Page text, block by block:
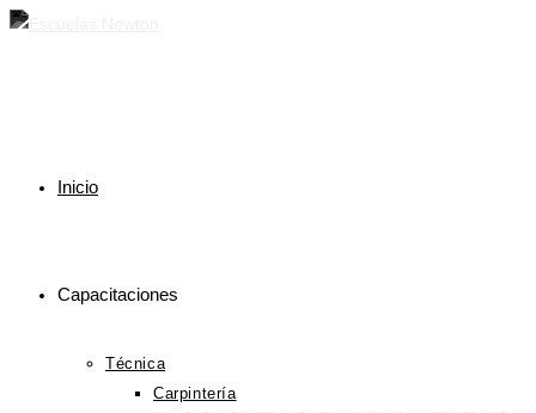
Ir
Inicio
Capacitaciones
Técnica
Carpintería